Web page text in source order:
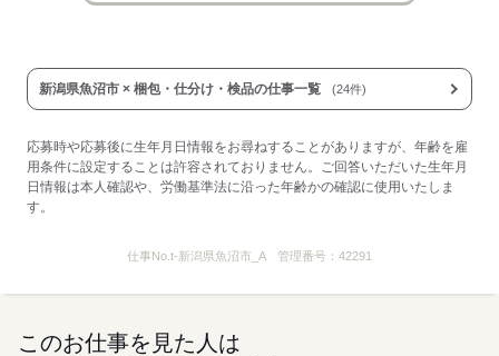
新潟県魚沼市 × 梱包・仕分け・検品の仕事一覧 (24件)
応募時や応募後に生年月日情報をお尋ねすることがありますが、年齢を雇
用条件に設定することは許容されておりません。ご回答いただいた生年月
日情報は本人確認や、労働基準法に沿った年齢かの確認に使用いたしま
す。
仕事No.t-新潟県魚沼市_A 管理番号： 42291
このお仕事を見た人は